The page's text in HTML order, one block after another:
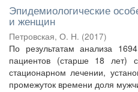
Эпидемиологические
и женщин
Петровская, О. Н. (2017)
По результатам анализа
пациентов (старше 18 лет)
стационарном лечении,
промежуток времени доля